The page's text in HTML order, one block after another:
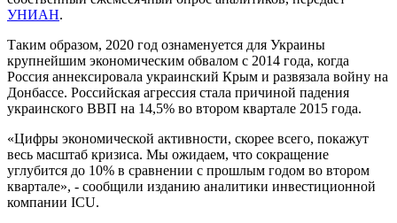
УНИАН.
Таким образом, 2020 год ознаменуется для Украины
крупнейшим экономическим обвалом с 2014 года, когда
Россия аннексировала украинский Крым и развязала войну на
Донбассе. Российская агрессия стала причиной падения
украинского ВВП на 14,5% во втором квартале 2015 года.
«Цифры экономической активности, скорее всего, покажут
весь масштаб кризиса. Мы ожидаем, что сокращение
углубится до 10% в сравнении с прошлым годом во втором
квартале», - сообщили изданию аналитики инвестиционной
компании ICU.